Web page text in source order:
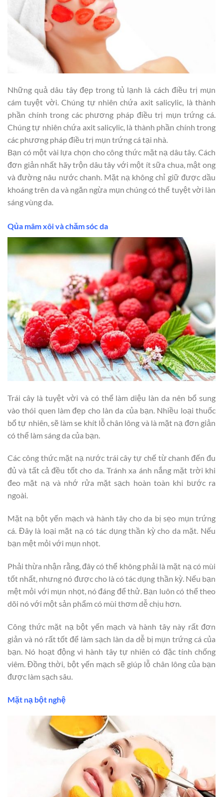
Những quả dâu tây đẹp trong tủ lạnh là cách điều trị mụn
cám tuyệt vời. Chúng tự nhiên chứa axit salicylic, là thành
phần chính trong các phương pháp điều trị mụn trứng cá.
Chúng tự nhiên chứa axit salicylic, là thành phần chính trong
các phương pháp điều trị mụn trứng cá tại nhà.
Bạn có một vài lựa chọn cho công thức mặt nạ dâu tây. Cách
đơn giản nhất hãy trộn dâu tây với một ít sữa chua, mật ong
và đường nâu nước chanh. Mặt nạ không chỉ giữ được dầu
khoáng trên da và ngăn ngừa mụn chúng có thể tuyệt vời làn
sáng vùng da.
Qủa mâm xôi và chăm sóc da
Trái cây là tuyệt vời và có thể làm diệu làn da nên bổ sung
vào thói quen làm đẹp cho làn da của bạn. Nhiều loại thuốc
bổ tự nhiên, sẽ làm se khít lỗ chân lông và là mặt nạ đơn giản
có thể làm sáng da của bạn.
Các công thức mặt nạ nước trái cây tự chế từ chanh đến đu
đủ và tất cả đều tốt cho da. Tránh xa ánh nắng mặt trời khi
đeo mặt nạ và nhớ rửa mặt sạch hoàn toàn khi bước ra
ngoài.
Mặt nạ bột yến mạch và hành tây cho da bị sẹo mụn trứng
cá. Đây là loại mặt nạ có tác dụng thần kỳ cho da mặt. Nếu
bạn mệt mỏi với mụn nhọt.
Phải thừa nhận rằng, đây có thể không phải là mặt nạ có mùi
tốt nhất, nhưng nó được cho là có tác dụng thần kỳ. Nếu bạn
mệt mỏi với mụn nhọt, nó đáng để thử. Bạn luôn có thể theo
dõi nó với một sản phẩm có mùi thơm dễ chịu hơn.
Công thức mặt nạ bột yến mạch và hành tây này rất đơn
giản và nó rất tốt để làm sạch làn da dễ bị mụn trứng cá của
bạn. Nó hoạt động vì hành tây tự nhiên có đặc tính chống
viêm. Đồng thời, bột yến mạch sẽ giúp lỗ chân lông của bạn
được làm sạch sâu.
Mặt nạ bột nghệ